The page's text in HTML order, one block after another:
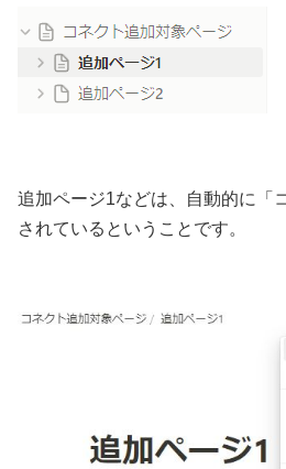
追加ページ1などは、自動的に「
されているということです。